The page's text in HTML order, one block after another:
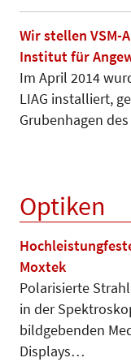
Wir stellen VSM-
Institut für
Im April 2014
LIAG installiert,
Grubenhagen
Optiken
Moxtek
Polarisierte
in der
bildgebenden
Displays…